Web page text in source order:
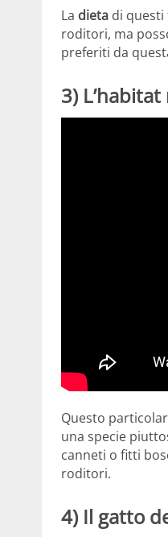
La dieta di questi
roditori, ma
preferiti da
3)
Questo
una specie
canneti o fitti
roditori.
4) Il gatto